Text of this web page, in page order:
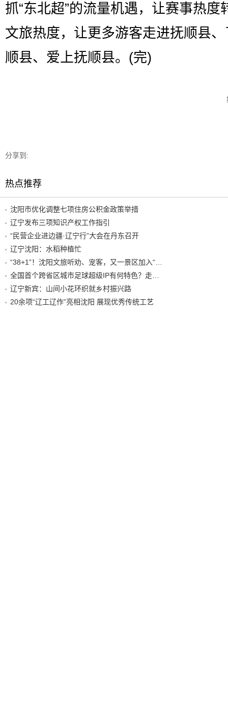
抓“东北超”的流量机遇，让赛事热度
文旅热度，让更多游客走进抚顺县
顺县、爱上抚顺县。(完)
分享到:
热点推荐
沈阳市优化调整七项住房公积金政策举措
辽宁发布三项知识产权工作指引
“民营企业进边疆·辽宁行”大会在丹东召开
辽宁沈阳：水稻种植忙
辽宁新宾：山间小花环织就乡村振兴路
20余项“辽工辽作”亮相沈阳 展现优秀传统工艺